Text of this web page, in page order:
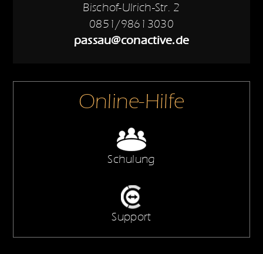
Bischof-Ulrich-Str. 2
0851/98613030
passau@conactive.de
Online-Hilfe
Schulung
Support